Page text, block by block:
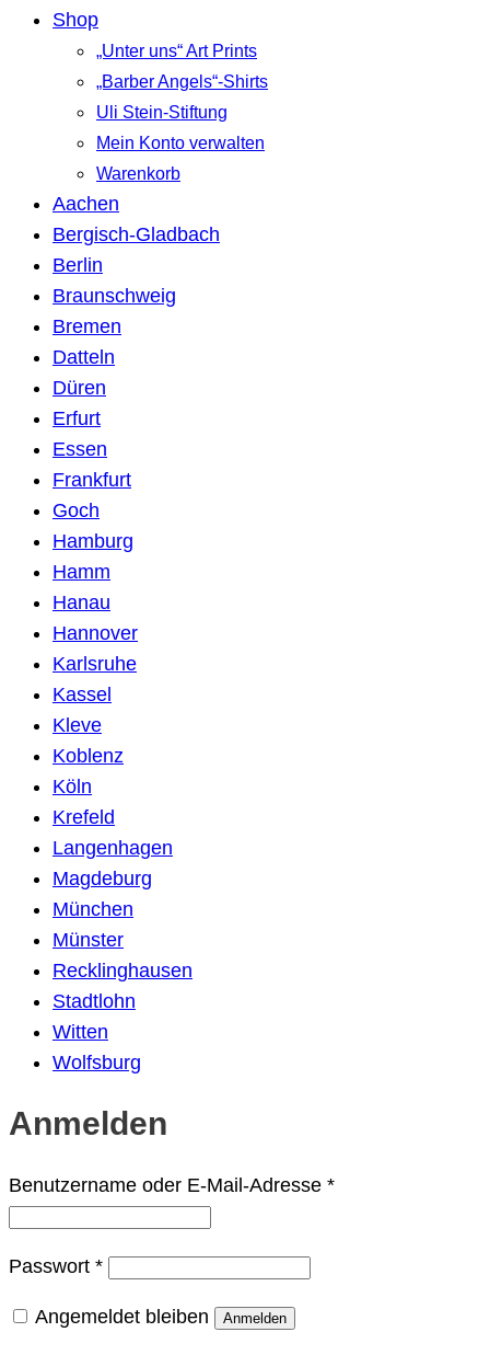
Shop
„Unter uns“ Art Prints
„Barber Angels“-Shirts
Uli Stein-Stiftung
Mein Konto verwalten
Warenkorb
Aachen
Bergisch-Gladbach
Berlin
Braunschweig
Bremen
Datteln
Düren
Erfurt
Essen
Frankfurt
Goch
Hamburg
Hamm
Hanau
Hannover
Karlsruhe
Kassel
Kleve
Koblenz
Köln
Krefeld
Langenhagen
Magdeburg
München
Münster
Recklinghausen
Stadtlohn
Witten
Wolfsburg
Anmelden
Benutzername oder E-Mail-Adresse *Erforderlich
Passwort *Erforderlich
Angemeldet bleiben Anmelden